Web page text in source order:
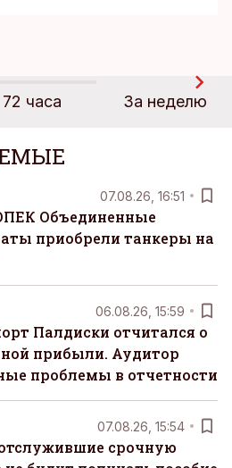
72 часа За неделю
07.08.26, 16:51
Объединенные
приобрели танкеры на
06.08.26, 15:59
Палдиски отчитался о
прибыли. Аудитор
проблемы в отчетности
07.08.26, 15:54
срочную